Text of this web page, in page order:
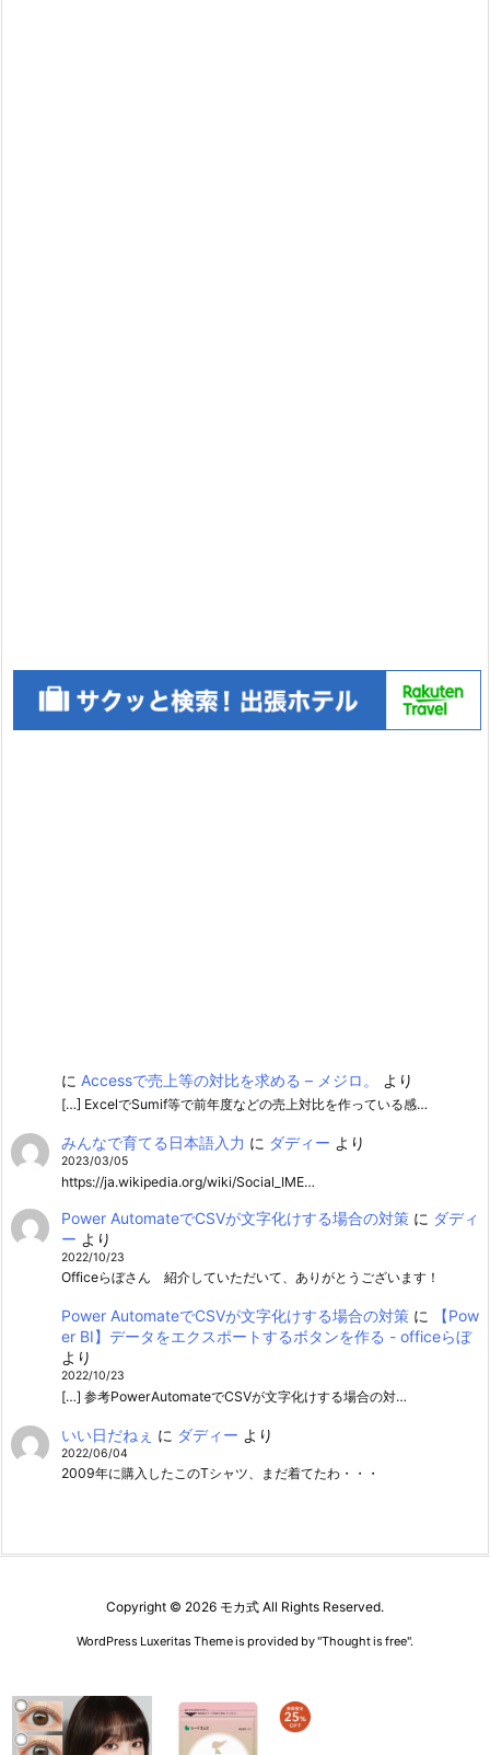
に Accessで売上等の対比を求める – メジロ。 より
[…] ExcelでSumif等で前年度などの売上対比を作っている感…
みんなで育てる日本語入力 に ダディー より
2023/03/05
https://ja.wikipedia.org/wiki/Social_IME…
Power AutomateでCSVが文字化けする場合の対策に ダディ
ー より
2022/10/23
Officeらぼさん 紹介していただいて、ありがとうございます！
Power AutomateでCSVが文字化けする場合の対策に
【Pow
er BI】データをエクスポートするボタンを作る - officeらぼ
より
2022/10/23
[…] 参考PowerAutomateでCSVが文字化けする場合の対…
いい日だねぇ に ダディー より
2022/06/04
2009年に購入したこのTシャツ、まだ着てたわ・・・
Copyright © 2026 モカ式 All Rights Reserved.
WordPress Luxeritas Theme is provided by "Thought is free".